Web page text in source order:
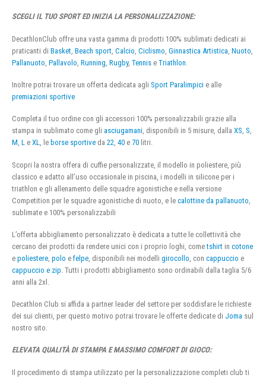
SCEGLI IL TUO SPORT ED INIZIA LA PERSONALIZZAZIONE:
DecathlonClub offre una vasta gamma di prodotti 100% sublimati dedicati ai
praticanti di Basket Beach sport Calcio Ciclismo Ginnastica Artistica Nuoto
Pallanuoto Pallavolo Running Rugby, Tennis e Triathlon
Inoltre potrai trovare un offerta dedicata agli Sport Paralimpici e alle
premiazioni sportive
Completa il tuo ordine con gli accessori 100% personalizzabili grazie alla
stampa in sublimato come gli asciugamani, disponibili in 5 misure, dalla XS, S,
M, L e XL, le borse sportive da 22, 40 e 70 litri.
Scopri la nostra offera di cuffie personalizzate, il modello in poliestere, più
classico e adatto all’uso occasionale in piscina, i modelli in silicone per i
triathlon e gli allenamento delle squadre agonistiche e nella versione
Competition per le squadre agonistiche di nuoto, e le calottine da pallanuoto
sublimate e 100% personalizzabili
L’offerta abbigliamento personalizzato è dedicata a tutte le collettività che
cercano dei prodotti da rendere unici con i proprio loghi, cometshirt in cotone
e poliestere polo e felpe , disponibili nei modelli girocollo , con cappuccio e
cappuccio e zip . Tutti i prodotti abbigliamento sono ordinabili dalla taglia 5/6
anni alla 2xl.
Decathlon Club si affida a partner leader del settore per soddisfare le richieste
dei sui clienti, per questo motivo potrai trovare le offerte dedicate di Joma sul
nostro sito.
ELEVATA QUALITÀ DI STAMPA E MASSIMO COMFORT DI GIOCO:
Il procedimento di stampa utilizzato per la personalizzazione completi club ti